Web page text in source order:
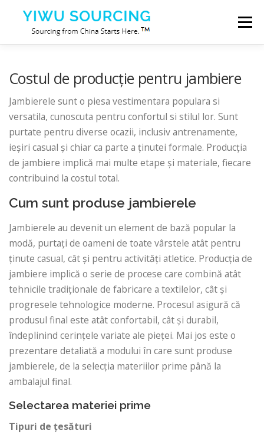
Sari la conținut
Meniu
Contactaţi-ne
Costul de producție pentru jambiere
Jambierele sunt o piesa vestimentara populara si
versatila, cunoscuta pentru confortul si stilul lor. Sunt
purtate pentru diverse ocazii, inclusiv antrenamente,
ieșiri casual și chiar ca parte a ținutei formale. Producția
de jambiere implică mai multe etape și materiale, fiecare
contribuind la costul total.
Cum sunt produse jambierele
Jambierele au devenit un element de bază popular la
modă, purtați de oameni de toate vârstele atât pentru
ținute casual, cât și pentru activități atletice. Producția de
jambiere implică o serie de procese care combină atât
tehnicile tradiționale de fabricare a textilelor, cât și
progresele tehnologice moderne. Procesul asigură că
produsul final este atât confortabil, cât și durabil,
îndeplinind cerințele variate ale pieței. Mai jos este o
prezentare detaliată a modului în care sunt produse
jambierele, de la selecția materiilor prime până la
ambalajul final.
Selectarea materiei prime
Tipuri de țesături